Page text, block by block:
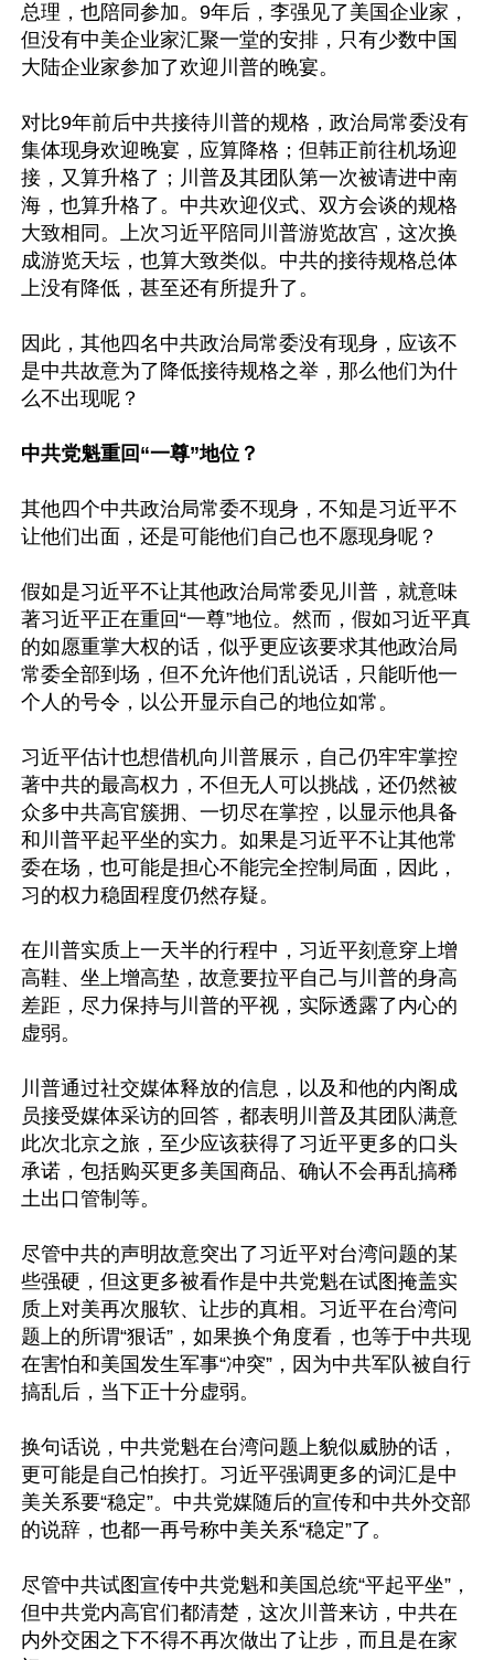
总理，也陪同参加。9年后，李强见了美国企业家，
但没有中美企业家汇聚一堂的安排，只有少数中国
大陆企业家参加了欢迎川普的晚宴。
对比9年前后中共接待川普的规格，政治局常委没有
集体现身欢迎晚宴，应算降格；但韩正前往机场迎
接，又算升格了；川普及其团队第一次被请进中南
海，也算升格了。中共欢迎仪式、双方会谈的规格
大致相同。上次习近平陪同川普游览故宫，这次换
成游览天坛，也算大致类似。中共的接待规格总体
上没有降低，甚至还有所提升了。
因此，其他四名中共政治局常委没有现身，应该不
是中共故意为了降低接待规格之举，那么他们为什
么不出现呢？
中共党魁重回“一尊”地位？
其他四个中共政治局常委不现身，不知是习近平不
让他们出面，还是可能他们自己也不愿现身呢？
假如是习近平不让其他政治局常委见川普，就意味
著习近平正在重回“一尊”地位。然而，假如习近平真
的如愿重掌大权的话，似乎更应该要求其他政治局
常委全部到场，但不允许他们乱说话，只能听他一
个人的号令，以公开显示自己的地位如常。
习近平估计也想借机向川普展示，自己仍牢牢掌控
著中共的最高权力，不但无人可以挑战，还仍然被
众多中共高官簇拥、一切尽在掌控，以显示他具备
和川普平起平坐的实力。如果是习近平不让其他常
委在场，也可能是担心不能完全控制局面，因此，
习的权力稳固程度仍然存疑。
在川普实质上一天半的行程中，习近平刻意穿上增
高鞋、坐上增高垫，故意要拉平自己与川普的身高
差距，尽力保持与川普的平视，实际透露了内心的
虚弱。
川普通过社交媒体释放的信息，以及和他的内阁成
员接受媒体采访的回答，都表明川普及其团队满意
此次北京之旅，至少应该获得了习近平更多的口头
承诺，包括购买更多美国商品、确认不会再乱搞稀
土出口管制等。
尽管中共的声明故意突出了习近平对台湾问题的某
些强硬，但这更多被看作是中共党魁在试图掩盖实
质上对美再次服软、让步的真相。习近平在台湾问
题上的所谓“狠话”，如果换个角度看，也等于中共现
在害怕和美国发生军事“冲突”，因为中共军队被自行
搞乱后，当下正十分虚弱。
换句话说，中共党魁在台湾问题上貌似威胁的话，
更可能是自己怕挨打。习近平强调更多的词汇是中
美关系要“稳定”。中共党媒随后的宣传和中共外交部
的说辞，也都一再号称中美关系“稳定”了。
尽管中共试图宣传中共党魁和美国总统“平起平坐”，
但中共党内高官们都清楚，这次川普来访，中共在
内外交困之下不得不再次做出了让步，而且是在家